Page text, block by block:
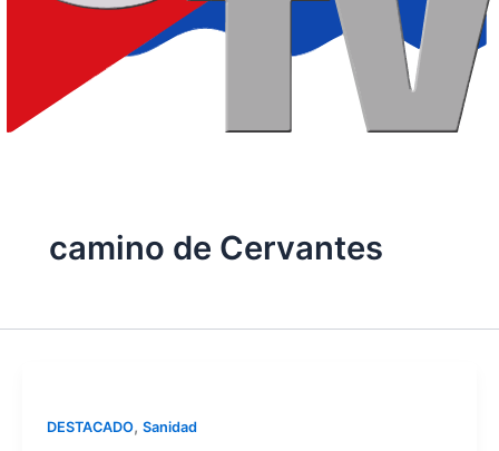
camino de Cervantes
DESTACADO, Sanidad